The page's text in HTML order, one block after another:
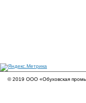
© 2019 ООО «Обуховская